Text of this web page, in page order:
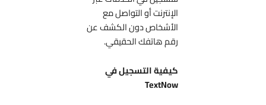
الإنترنت أو التواصل مع
الأشخاص دون الكشف عن
رقم هاتفك الحقيقي.
كيفية التسجيل في
TextNow